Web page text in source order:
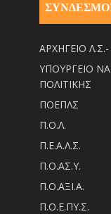
ΑΡΧΗΓΕΙΟ
ΥΠΟΥΡΓΕΙΟ
ΠΟΛΙΤΙΚΗΣ
ΠΟΕΠΛΣ
Π.Ο.Λ.
Π.Ε.Α.Λ.Σ.
Π.Ο.ΑΣ.Υ.
Π.Ο.ΑΞΙ.Α.
Π.Ο.Ε.ΠΥ.Σ.